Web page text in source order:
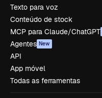
Texto para voz
Conteúdo de stock
MCP para Claude/ChatGPT
Agentes New
API
App móvel
Todas as ferramentas